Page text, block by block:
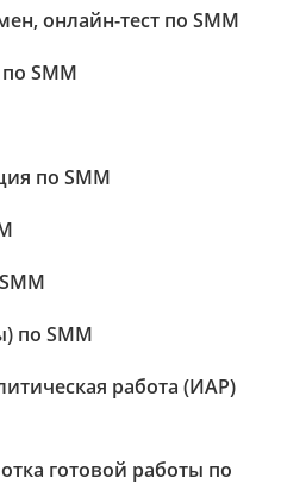
онлайн-тест по SMM
SMM
по SMM
по SMM
работа (ИАР)
готовой работы по